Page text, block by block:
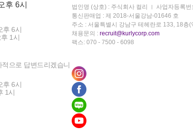
후 6시
후 6시
1시
으로 답변드리겠습니
후 6시
1시
법인명 (상호) : 주식회사 컬리 사업자등록
통신판매업 : 제 2018-서울강남-01646 호
주소 : 서울특별시 강남구 테헤란로 133, 18층(
채용문의 : recruit@kurlycorp.com
팩스: 070 - 7500 - 6098